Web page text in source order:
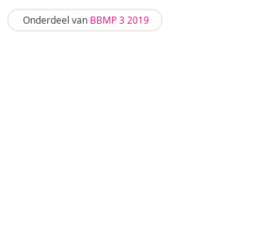
Onderdeel van BBMP 3 2019